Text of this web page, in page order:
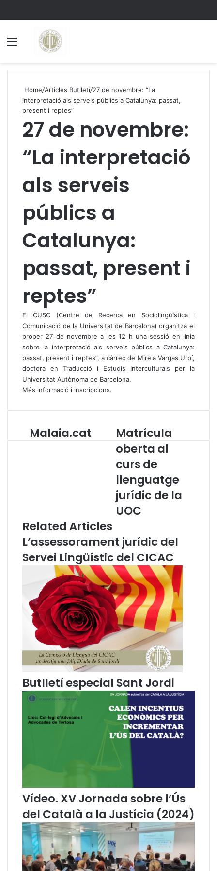
Home/Articles Butlletí/27 de novembre: “La
interpretació als serveis públics a Catalunya: passat,
present i reptes”
27 de novembre:
“La interpretació
als serveis
públics a
Catalunya:
passat, present i
reptes”
El CUSC (Centre de Recerca en Sociolingüística i
Comunicació de la Universitat de Barcelona) organitza el
proper 27 de novembre a les 12 h una sessió en línia
sobre la interpretació als serveis públics a Catalunya:
passat, present i reptes”, a càrrec de Mireia Vargas Urpí,
doctora en Traducció i Estudis Interculturals per la
Universitat Autònoma de Barcelona.
Més informació i inscripcions.
M
aMalaia.cat
M
a
t
r
u
l
a
e
t
a
a
l
c
u
r
s
l
e
n
g
u
a
t
e
r
í
i
c
l
a
Matrícula
oberta al
curs de
llenguatge
jurídic de la
UOC
Related Articles
L’assessorament jurídic del
Servei Lingüístic del CICAC
Butlletí especial Sant Jordi
Vídeo. XV Jornada sobre l’Ús
del Català a la Justícia (2024)